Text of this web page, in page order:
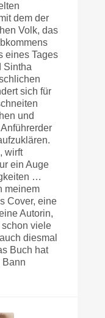
dem der
Volk, das
eines Tages
Sintha
sich für
und
wirft
ein Auge
…
meinem
Cover, eine
Autorin,
viele
diesmal
Buch hat
Bann